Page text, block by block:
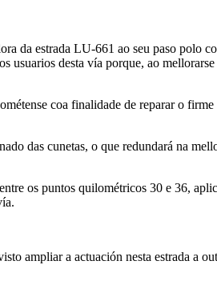
da estrada LU-661 ao seu paso polo
usuarios desta vía porque, ao
coa finalidade de reparar o
das cunetas, o que redundará na
os puntos quilométricos 30 e 36,
ampliar a actuación nesta estrada a